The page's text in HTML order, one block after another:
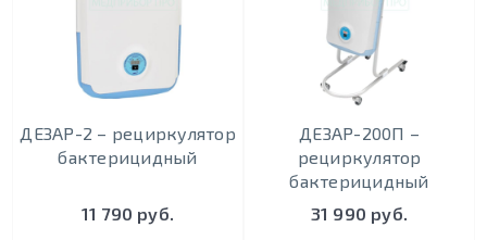
ДЕЗАР-2 – рециркулятор
бактерицидный
11 790 руб.
ДЕЗАР-200П –
рециркулятор
бактерицидный
31 990 руб.